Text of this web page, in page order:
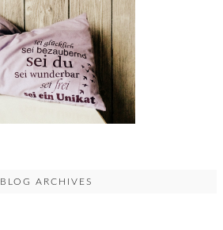
BLOG ARCHIVES